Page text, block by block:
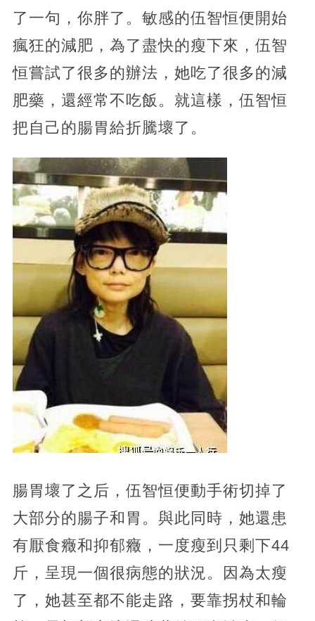
了一句，你胖了。敏感的伍智恒便開始
瘋狂的減肥，為了盡快的瘦下來，伍智
恒嘗試了很多的辦法，她吃了很多的減
肥藥，還經常不吃飯。就這樣，伍智恒
把自己的腸胃給折騰壞了。
腸胃壞了之后，伍智恒便動手術切掉了
大部分的腸子和胃。與此同時，她還患
有厭食癥和抑郁癥，一度瘦到只剩下44
斤，呈現一個很病態的狀況。因為太瘦
了，她甚至都不能走路，要靠拐杖和輪